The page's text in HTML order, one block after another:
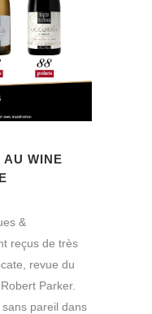
AU WINE
&
reçus de très
revue du
Parker.
pareil dans